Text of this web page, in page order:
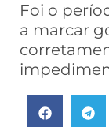
Foi o
a marcar